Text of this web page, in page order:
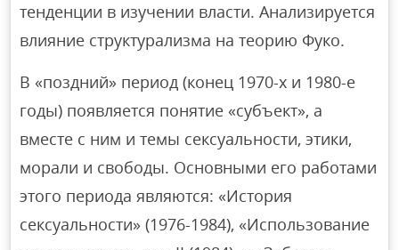
тенденции в изучении власти. Анализируется
влияние структурализма на теорию Фуко.
В «поздний» период (конец 1970-х и 1980-е
годы) появляется понятие «субъект», а
вместе с ним и темы сексуальности, этики,
морали и свободы. Основными его работами
этого периода являются: «История
сексуальности» (1976-1984), «Использование